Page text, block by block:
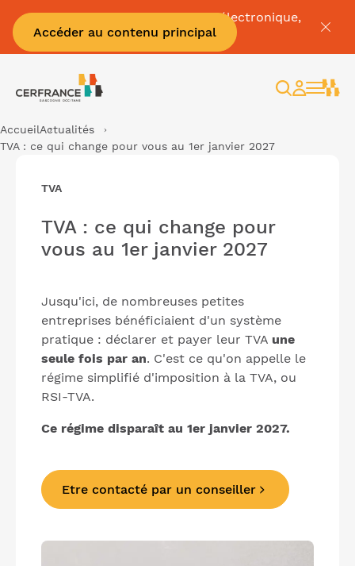
Accéder au contenu principal
Pour tout savoir sur la facture électronique,
c'est parici
Rechercher
Espace
AccueilActualités
TVA : ce qui change pour vous au 1er janvier 2027
TVA
TVA : ce qui change pour
vous au 1er janvier 2027
Jusqu'ici, de nombreuses petites
entreprises bénéficiaient d'un système
pratique : déclarer et payer leur TVA une
seule fois par an. C'est ce qu'on appelle le
régime simplifié d'imposition à la TVA, ou
RSI-TVA.
Ce régime disparaît au 1er janvier 2027.
Etre contacté par un conseiller